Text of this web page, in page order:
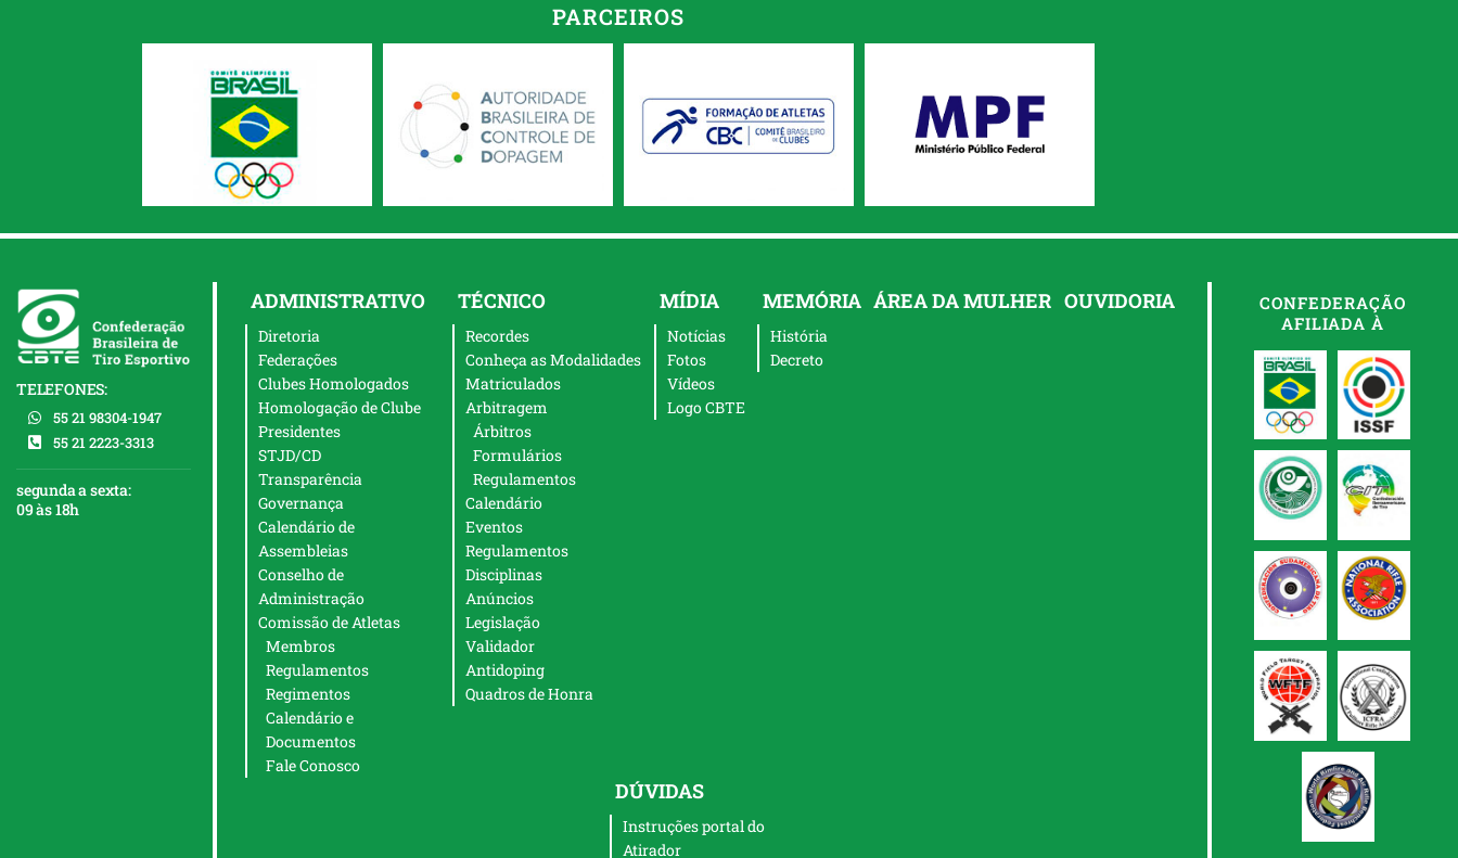
PARCEIROS
TELEFONES:
55 21 98304-1947
55 21 2223-3313
segunda a sexta:
09 às 18h
ADMINISTRATIVO
Diretoria
Federações
Clubes Homologados
Homologação de Clube
Presidentes
STJD/CD
Transparência
Governança
Calendário de
Assembleias
Conselho de
Administração
Comissão de Atletas
Membros
Regulamentos
Regimentos
Calendário e
Documentos
Fale Conosco
TÉCNICO
Recordes
Conheça as Modalidades
Matriculados
Arbitragem
Árbitros
Formulários
Regulamentos
Calendário
Eventos
Regulamentos
Disciplinas
Anúncios
Legislação
Validador
Antidoping
Quadros de Honra
MÍDIA
Notícias
Fotos
Vídeos
Logo CBTE
MEMÓRIA
História
Decreto
ÁREA DA MULHER OUVIDORIA
DÚVIDAS
Instruções portal do
Atirador
CONFEDERAÇÃO
AFILIADA À